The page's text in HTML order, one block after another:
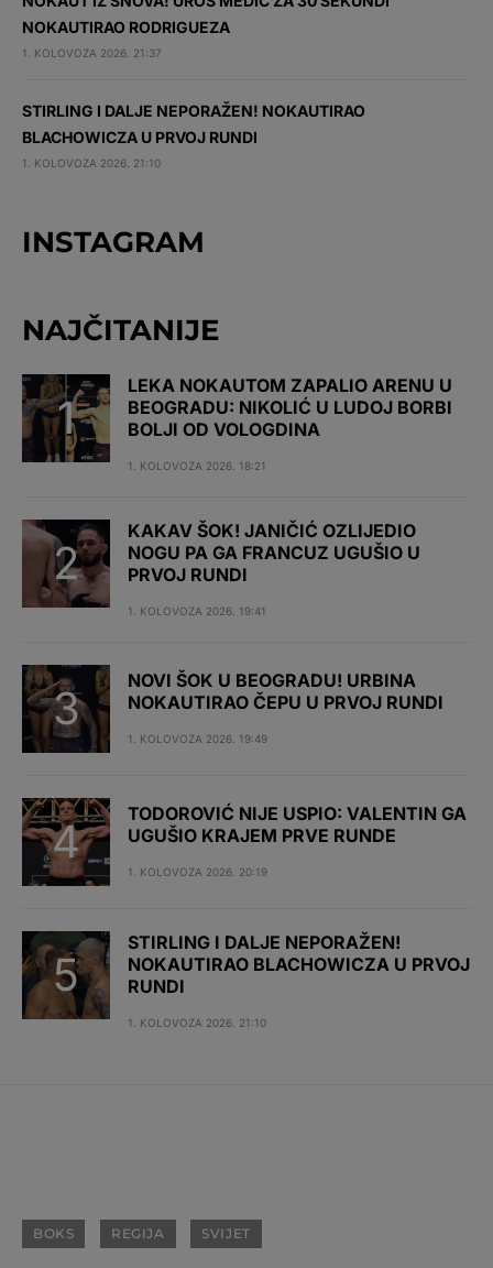
NOKAUTIRAO RODRIGUEZA
1. KOLOVOZA 2026. 21:37
STIRLING I DALJE NEPORAŽEN! NOKAUTIRAO
BLACHOWICZA U PRVOJ RUNDI
1. KOLOVOZA 2026. 21:10
INSTAGRAM
NAJČITANIJE
LEKA NOKAUTOM ZAPALIO ARENU U
BEOGRADU: NIKOLIĆ U LUDOJ BORBI
BOLJI OD VOLOGDINA
1. KOLOVOZA 2026. 18:21
KAKAV ŠOK! JANIČIĆ OZLIJEDIO
NOGU PA GA FRANCUZ UGUŠIO U
PRVOJ RUNDI
1. KOLOVOZA 2026. 19:41
NOVI ŠOK U BEOGRADU! URBINA
NOKAUTIRAO ČEPU U PRVOJ RUNDI
1. KOLOVOZA 2026. 19:49
TODOROVIĆ NIJE USPIO: VALENTIN GA
UGUŠIO KRAJEM PRVE RUNDE
1. KOLOVOZA 2026. 20:19
STIRLING I DALJE NEPORAŽEN!
NOKAUTIRAO BLACHOWICZA U PRVOJ
RUNDI
1. KOLOVOZA 2026. 21:10
BOKS REGIJA SVIJET